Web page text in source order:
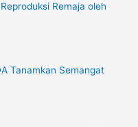
Remaja oleh
Tanamkan Semangat